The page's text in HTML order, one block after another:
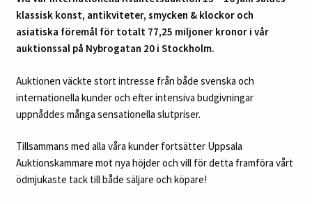
klassisk konst, antikviteter, smycken & klockor och
asiatiska föremål för totalt 77,25 miljoner kronor i vår
auktionssal på Nybrogatan 20 i Stockholm.
Auktionen väckte stort intresse från både svenska och
internationella kunder och efter intensiva budgivningar
uppnåddes många sensationella slutpriser.
Tillsammans med alla våra kunder fortsätter Uppsala
Auktionskammare mot nya höjder och vill för detta framföra vårt
ödmjukaste tack till både säljare och köpare!